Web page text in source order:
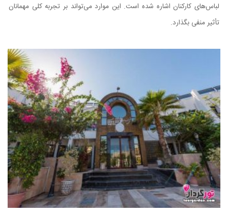
لباس‌های کارکنان اشاره شده است. این موارد می‌تواند بر تجربه کلی مهمانان
تأثیر منفی بگذارد.